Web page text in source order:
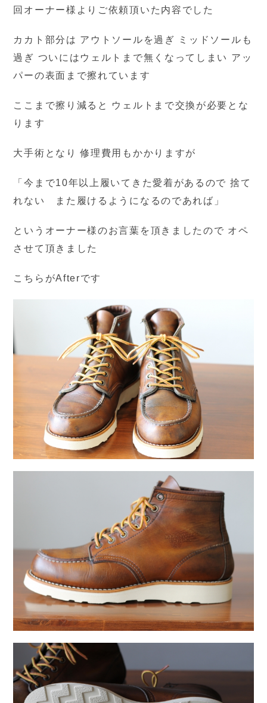
回オーナー様よりご依頼頂いた内容でした
カカト部分は アウトソールを過ぎ ミッドソールも
過ぎ ついにはウェルトまで無くなってしまい アッ
パーの表面まで擦れています
ここまで擦り減ると ウェルトまで交換が必要とな
ります
大手術となり 修理費用もかかりますが
「今まで10年以上履いてきた愛着があるので 捨て
れない また履けるようになるのであれば」
というオーナー様のお言葉を頂きましたので オペ
させて頂きました
こちらがAfterです